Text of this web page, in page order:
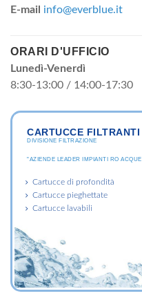
E-mail
info@everblue.it
ORARI D'UFFICIO
Lunedì-Venerdì
8:30-13:00 / 14:00-17:30
CARTUCCE FILTRANTI
DIVISIONE FILTRAZIONE
"AZIENDE LEADER IMPIANTI RO ACQUE
Cartucce di profondità
Cartucce pieghettate
Cartucce lavabili